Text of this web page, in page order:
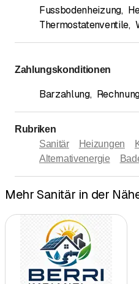
Fussbodenheizung,
Thermostatenventile,
Zahlungskonditionen
Barzahlung,
Rubriken
Sanitär
Heizungen
Alternativenergie
Mehr Sanitär in der